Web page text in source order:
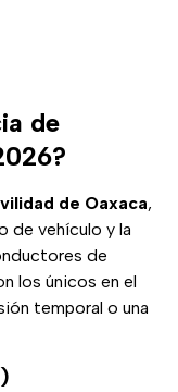
de
de Oaxaca,
de vehículo y la
de
los únicos en el
temporal o una